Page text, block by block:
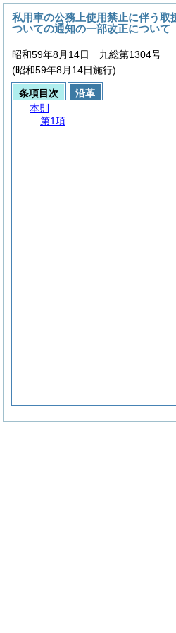
私用車の公務上使用禁止に伴う取
ついての通知の一部改正について
昭和59年8月14日 九総第1304号
(昭和59年8月14日施行)
条項目次
沿革
本則
第1項